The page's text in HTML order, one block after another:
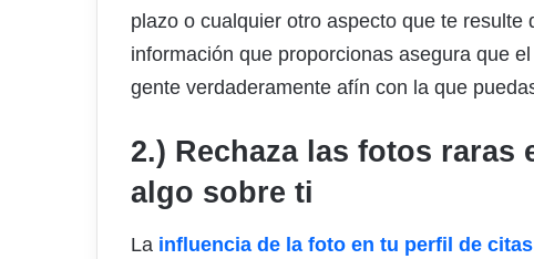
plazo o cualquier otro aspecto que te resulte
información que proporcionas asegura que
gente verdaderamente afín con la que
2.) Rechaza las fotos raras
algo sobre ti
La influencia de la foto en tu perfil de